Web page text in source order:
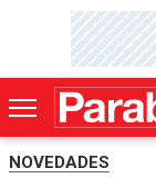
NOVEDADES